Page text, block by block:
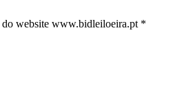
do website www.bidleiloeira.pt *